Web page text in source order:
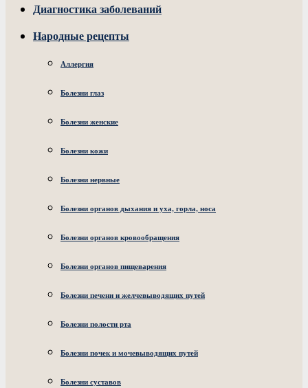
Диагностика заболеваний
Народные рецепты
Аллергия
Болезни глаз
Болезни женские
Болезни кожи
Болезни нервные
Болезни органов дыхания и уха, горла, носа
Болезни органов кровообращения
Болезни органов пищеварения
Болезни печени и желчевыводящих путей
Болезни полости рта
Болезни почек и мочевыводящих путей
Болезни суставов